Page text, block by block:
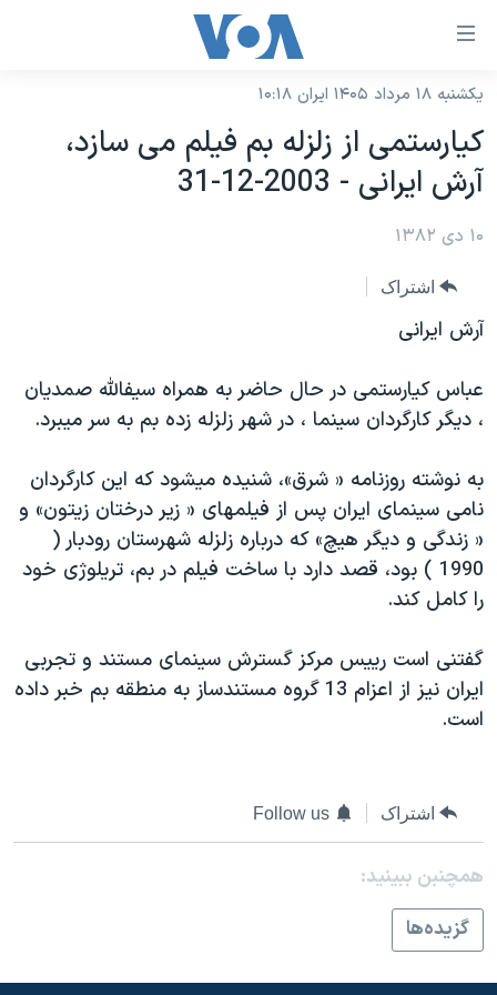
لینکهای
دسترسی
جهش
به
محتوای
اصلی
جهش
صفحه
اصلی
جهش
به
جستجو
نسخه سبک وب‌سایت
موضوع ها
ایران
آمریکا
جهان
گزیده‌ها
ویدیوها
فرهنگ و زندگی
حقوق شهروندی
اقتصادی
اسرائیل در جنگ
گالری عکس
برنامه های تلویزیونی
جدول برنامه ها
صفحه‌های ویژه
عملیات خشم حماسی
بایگانی برنامه‌های تلویزیونی
مستندها
انتخابات ریاست جمهوری آمریکا ۲۰۲۴
حمله جمهوری اسلامی به اسرائیل
ورزش زنان در ایران
اعتراضات زن، زندگی، آزادی
دادگاه حمید نوری
چهل سال گروگان‌گیری
قانون شفافیت دارائی کادر رهبری ایران
پخش رادیویی
دنبال کنید
زبانهای مختلف
یکشنبه ۱۸ مرداد ۱۴۰۵ ایران ۱۰:۱۸
کيارستمی از زلزله بم فيلم می سازد،
آرش ايرانی - 2003-12-31
۱۰ دی ۱۳۸۲
اشتراک
آرش ايرانی
عباس كيارستمی در حال حاضر به همراه سيفالله صمديان
، ديگر کارگردان سينما ، در شهر زلزله زده بم به سر ميبرد.
به نوشته روزنامه « شرق»، شنيده ميشود که اين كارگردان
نامی سينمای ايران پس از فيلمهای « زير درختان زيتون» و
« زندگی و ديگر هيچ» كه درباره زلزله شهرستان رودبار (
1990 ) بود، قصد دارد با ساخت فيلم در بم، تريلوژی خود
را كامل كند.
گفتنی است رييس مركز گسترش سينمای مستند و تجربی
ايران نيز از اعزام 13 گروه مستندساز به منطقه بم خبر داده
است.
اشتراک Follow us
همچنبن ببینید:
گزيده‌ها